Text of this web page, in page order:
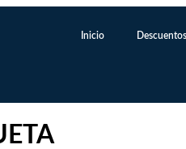
Inicio Descuentos